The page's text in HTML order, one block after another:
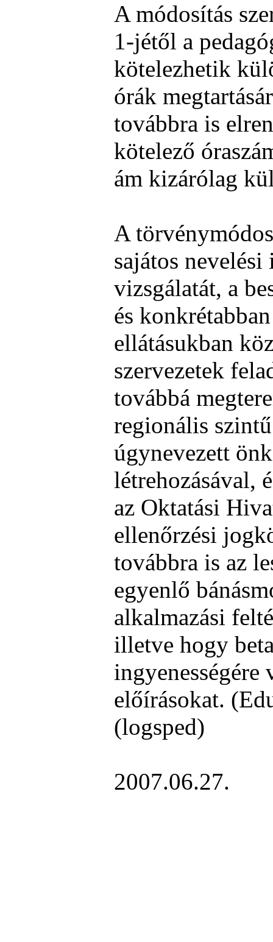
A módosítás
1-jétől a
kötelezhetik
órák
továbbra is
kötelező
ám kizárólag
A
sajátos
vizsgálatát, a
és
ellátásukban
szervezetek
továbbá
regionális
úgynevezett
létrehozásával,
az Oktatási
ellenőrzési
továbbra is az
egyenlő
alkalmazási
illetve hogy
ingyenességére
előírásokat.
(logsped)
2007.06.27.